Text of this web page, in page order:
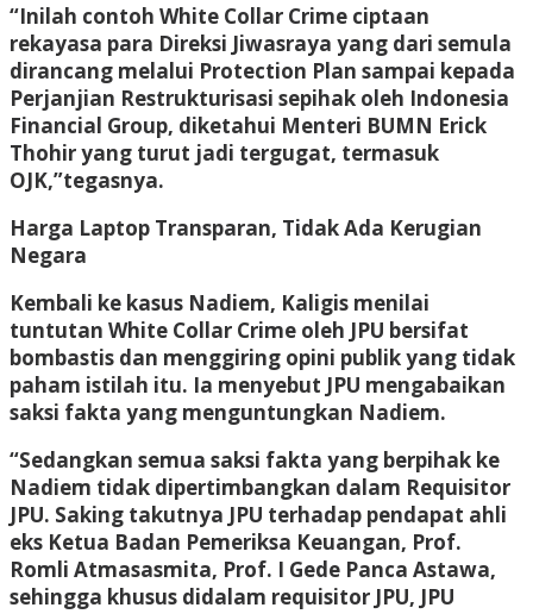
“Inilah contoh White Collar Crime ciptaan
rekayasa para Direksi Jiwasraya yang dari semula
dirancang melalui Protection Plan sampai kepada
Perjanjian Restrukturisasi sepihak oleh Indonesia
Financial Group, diketahui Menteri BUMN Erick
Thohir yang turut jadi tergugat, termasuk
OJK,”tegasnya.
Harga Laptop Transparan, Tidak Ada Kerugian
Negara
Kembali ke kasus Nadiem, Kaligis menilai
tuntutan White Collar Crime oleh JPU bersifat
bombastis dan menggiring opini publik yang tidak
paham istilah itu. Ia menyebut JPU mengabaikan
saksi fakta yang menguntungkan Nadiem.
“Sedangkan semua saksi fakta yang berpihak ke
Nadiem tidak dipertimbangkan dalam Requisitor
JPU. Saking takutnya JPU terhadap pendapat ahli
eks Ketua Badan Pemeriksa Keuangan, Prof.
Romli Atmasasmita, Prof. I Gede Panca Astawa,
sehingga khusus didalam requisitor JPU, JPU